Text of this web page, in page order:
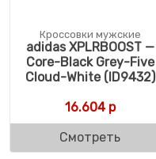
Кроссовки мужские
adidas XPLRBOOST —
Core-Black Grey-Five
Cloud-White (ID9432)
16.604р
Смотреть